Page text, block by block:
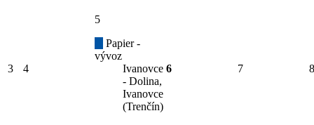
3 4
5
Papier -
vývoz
Ivanovce
- Dolina,
Ivanovce
(Trenčín)
6 7 8